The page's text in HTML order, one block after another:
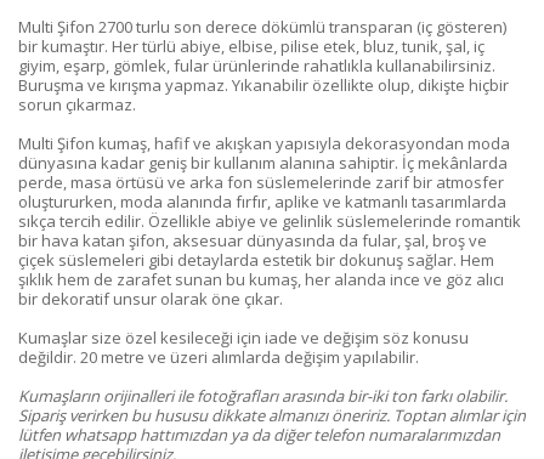
Multi Şifon 2700 turlu son derece dökümlü transparan (iç gösteren)
bir kumaştır. Her türlü abiye, elbise, pilise etek, bluz, tunik, şal, iç
giyim, eşarp, gömlek, fular ürünlerinde rahatlıkla kullanabilirsiniz.
Buruşma ve kırışma yapmaz. Yıkanabilir özellikte olup, dikişte hiçbir
sorun çıkarmaz.
Multi Şifon kumaş, hafif ve akışkan yapısıyla dekorasyondan moda
dünyasına kadar geniş bir kullanım alanına sahiptir. İç mekânlarda
perde, masa örtüsü ve arka fon süslemelerinde zarif bir atmosfer
oluştururken, moda alanında fırfır, aplike ve katmanlı tasarımlarda
sıkça tercih edilir. Özellikle abiye ve gelinlik süslemelerinde romantik
bir hava katan şifon, aksesuar dünyasında da fular, şal, broş ve
çiçek süslemeleri gibi detaylarda estetik bir dokunuş sağlar. Hem
şıklık hem de zarafet sunan bu kumaş, her alanda ince ve göz alıcı
bir dekoratif unsur olarak öne çıkar.
Kumaşlar size özel kesileceği için iade ve değişim söz konusu
değildir. 20 metre ve üzeri alımlarda değişim yapılabilir.
Kumaşların orijinalleri ile fotoğrafları arasında bir-iki ton farkı olabilir.
Sipariş verirken bu hususu dikkate almanızı öneririz. Toptan alımlar için
lütfen whatsapp hattımızdan ya da diğer telefon numaralarımızdan
iletişime geçebilirsiniz.